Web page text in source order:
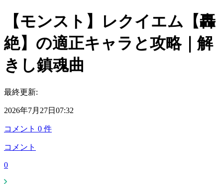
【モンスト】レクイエム【轟
絶】の適正キャラと攻略｜解
きし鎮魂曲
最終更新:
2026年7月27日07:32
コメント 0 件
コメント
0